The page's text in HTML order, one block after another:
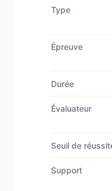
Type
Épreuve
Durée
Évaluateur
Seuil de
Support